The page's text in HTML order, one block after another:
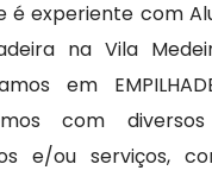
é experiente com
na Vila
em
com
e/ou serviços,